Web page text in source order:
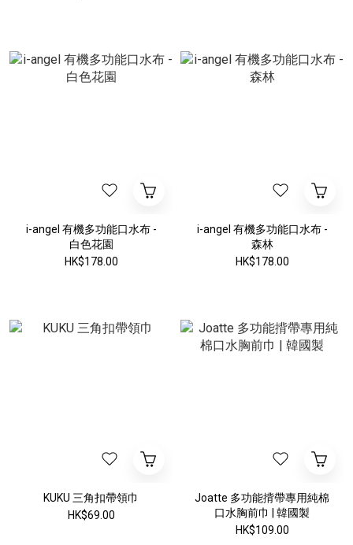
i-angel 有機多功能口水布 -
白色花園
HK$178.00
i-angel 有機多功能口水布 -
森林
HK$178.00
KUKU 三角扣帶領巾
HK$69.00
Joatte 多功能揹帶專用純棉
口水胸前巾 | 韓國製
HK$109.00